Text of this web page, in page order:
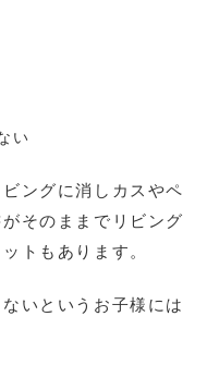
い
ングに消しカスやペ
そのままでリビング
トもあります。
いというお子様には